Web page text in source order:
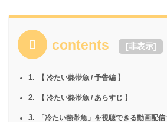
contents [非表示]
1. 【 冷たい熱帯魚 / 予告編 】
2. 【 冷たい熱帯魚 / あらすじ 】
3.
「冷たい熱帯魚」を視聴できる動画配